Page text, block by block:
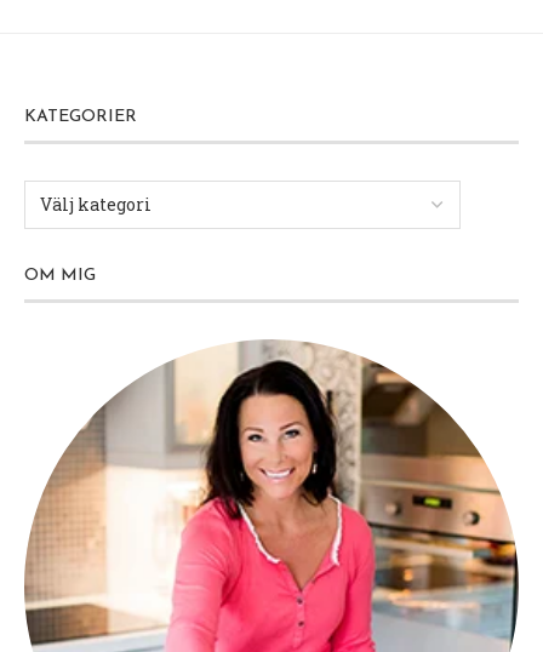
KATEGORIER
OM MIG